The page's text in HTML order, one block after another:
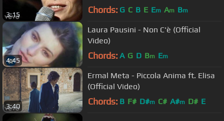
3:15 Chords: G C B E Em Am Bm
4:45
Laura Pausini - Non C'è (Official
Video)
Chords: A G D Bm Em
3:40
Ermal Meta - Piccola Anima ft. Elisa
(Official Video)
Chords: B F# D#m C# A#m D# E